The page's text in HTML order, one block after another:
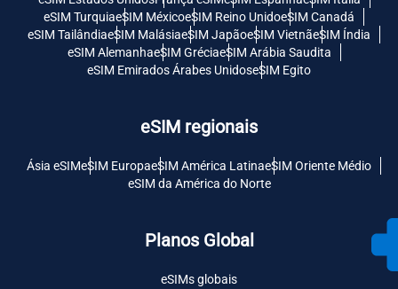
eSIM TurquiaeSIM MéxicoeSIM Reino UnidoeSIM Canadá
eSIM TailândiaeSIM MalásiaeSIM JapãoeSIM VietnãeSIM Índia
eSIM AlemanhaeSIM GréciaeSIM Arábia Saudita
eSIM Emirados Árabes UnidoseSIM Egito
eSIM regionais
Ásia eSIMeSIM EuropaeSIM América LatinaeSIM Oriente Médio
eSIM da América do Norte
Planos Global
eSIMs globais